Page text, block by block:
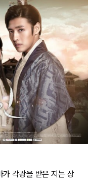
가 각광을 받은 지는 상